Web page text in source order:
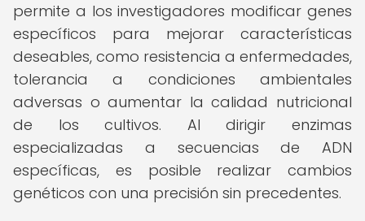
permite a los investigadores modificar genes
específicos para mejorar características
deseables, como resistencia a enfermedades,
tolerancia a condiciones ambientales
adversas o aumentar la calidad nutricional
de los cultivos. Al dirigir enzimas
especializadas a secuencias de ADN
específicas, es posible realizar cambios
genéticos con una precisión sin precedentes.